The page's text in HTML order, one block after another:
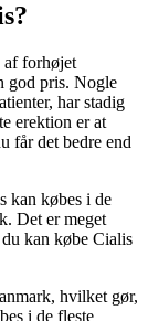
af forhøjet
god pris. Nogle
har stadig
erektion er at
får det bedre end
kan købes i de
Det er meget
kan købe Cialis
hvilket gør,
i de fleste